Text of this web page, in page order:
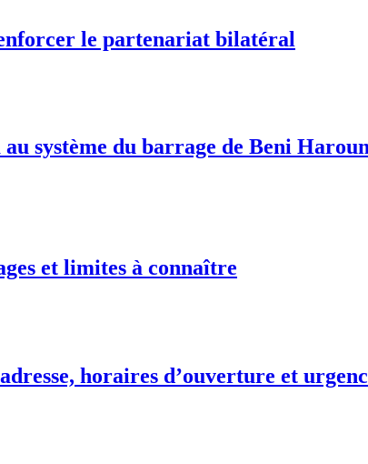
le partenariat bilatéral
système du barrage de Beni
et limites à connaître
horaires d’ouverture et